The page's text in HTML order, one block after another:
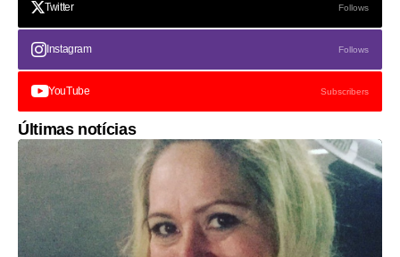
Twitter Follows
Instagram Follows
YouTube Subscribers
Últimas notícias